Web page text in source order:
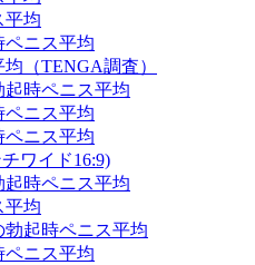
平均
ペニス平均
（TENGA調査）
時ペニス平均
ペニス平均
ペニス平均
ワイド16:9)
時ペニス平均
平均
起時ペニス平均
ペニス平均